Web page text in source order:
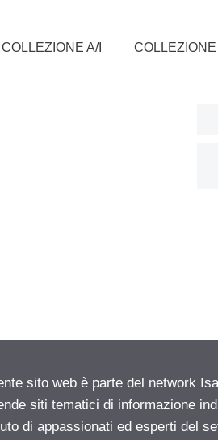
COLLEZIONE A/I
sito web è parte del network
siti tematici di informazione
di appassionati ed esperti del